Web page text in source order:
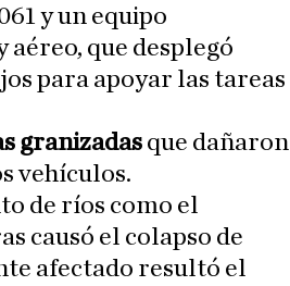
y un equipo
aéreo, que desplegó
para apoyar las tareas
granizadas que dañaron
vehículos.
de ríos como el
causó el colapso de
afectado resultó el